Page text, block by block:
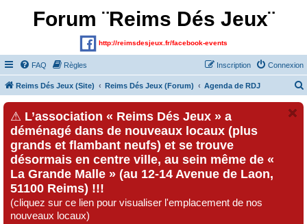
Forum ¨Reims Dés Jeux¨
http://reimsdesjeux.fr/facebook-events
FAQ Règles Connexion
Inscription
Reims Dés Jeux (Site) Reims Dés Jeux (Forum) Agenda de RDJ
⚠ L’association « Reims Dés Jeux » a
déménagé dans de nouveaux locaux (plus
grands et flambant neufs) et se trouve
désormais en centre ville, au sein même de «
La Grande Malle » (au 12-14 Avenue de Laon,
51100 Reims) !!!
(cliquez sur ce lien pour visualiser l'emplacement de nos
nouveaux locaux)